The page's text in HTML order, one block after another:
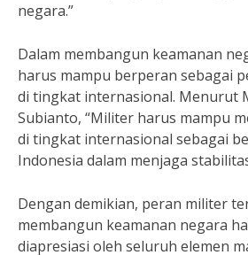
negara.”
Dalam membangun keamanan
harus mampu berperan sebagai
di tingkat internasional. Menurut
Subianto, “Militer harus mampu
di tingkat internasional sebagai
Indonesia dalam menjaga
Dengan demikian, peran militer
membangun keamanan negara
diapresiasi oleh seluruh elemen